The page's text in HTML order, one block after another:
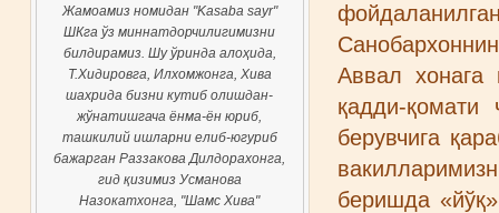
Аввал хонага
қадди-
берувчига
беришда